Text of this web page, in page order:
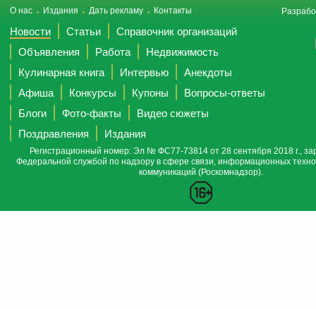
О нас Издания Дать рекламу Контакты
Новости Статьи
Справочник организаций
Объявления
Работа
Недвижимость
Кулинарная книга
Интервью
Анекдоты
Афиша
Конкурсы Купоны
Вопросы-ответы
Блоги
Фото-факты
Видео сюжеты
Поздравления
Издания
Регистрационный номер: Эл № ФС77-73814 от 28 сентября 2018 г.,
Федеральной службой по надзору в сфере связи, информационных
коммуникаций (Роскомнадзор).